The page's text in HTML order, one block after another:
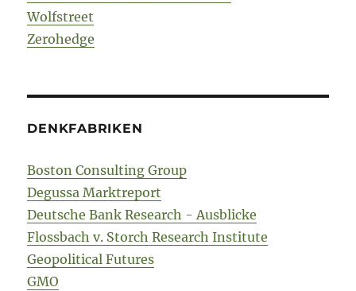
Wolfstreet
Zerohedge
DENKFABRIKEN
Boston Consulting Group
Degussa Marktreport
Deutsche Bank Research - Ausblicke
Flossbach v. Storch Research Institute
Geopolitical Futures
GMO